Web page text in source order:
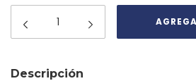
Descripción